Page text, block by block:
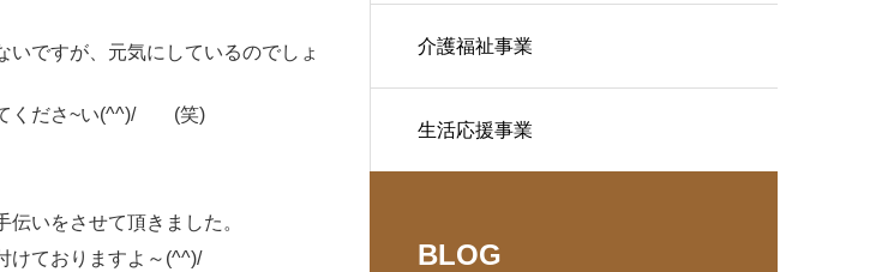
ですが、元気にしているのでしょ
てくださ~い(^^)/ (笑)
いをさせて頂きました。
けておりますよ～(^^)/
介護福祉事業
生活応援事業
BLOG